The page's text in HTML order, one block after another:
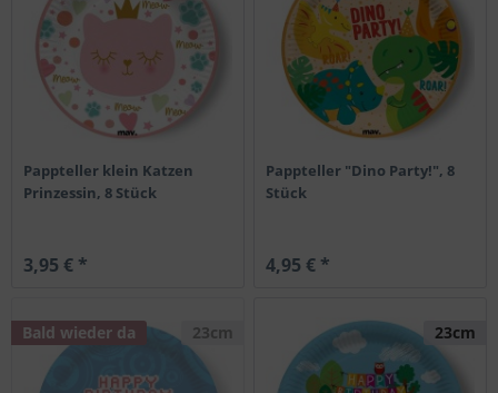
Pappteller klein Katzen
Prinzessin, 8 Stück
3,95 € *
Pappteller "Dino Party!", 8
Stück
4,95 € *
Bald wieder da 23cm 23cm